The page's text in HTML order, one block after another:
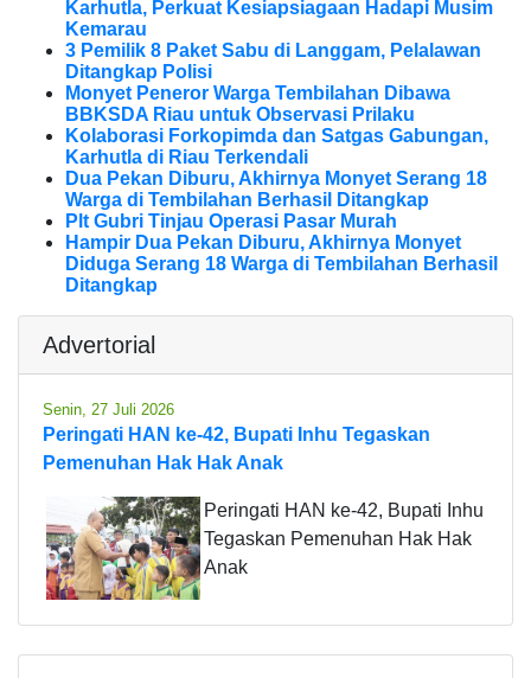
Karhutla, Perkuat Kesiapsiagaan Hadapi Musim
Kemarau
3 Pemilik 8 Paket Sabu di Langgam, Pelalawan
Ditangkap Polisi
Monyet Peneror Warga Tembilahan Dibawa
BBKSDA Riau untuk Observasi Prilaku
Kolaborasi Forkopimda dan Satgas Gabungan,
Karhutla di Riau Terkendali
Dua Pekan Diburu, Akhirnya Monyet Serang 18
Warga di Tembilahan Berhasil Ditangkap
Plt Gubri Tinjau Operasi Pasar Murah
Hampir Dua Pekan Diburu, Akhirnya Monyet
Diduga Serang 18 Warga di Tembilahan Berhasil
Ditangkap
Advertorial
Senin, 27 Juli 2026
Peringati HAN ke-42, Bupati Inhu Tegaskan
Pemenuhan Hak Hak Anak
Peringati HAN ke-42, Bupati Inhu
Tegaskan Pemenuhan Hak Hak
Anak